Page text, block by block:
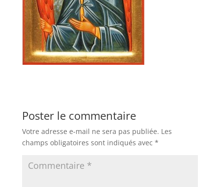
Poster le commentaire
Votre adresse e-mail ne sera pas publiée. Les
champs obligatoires sont indiqués avec *